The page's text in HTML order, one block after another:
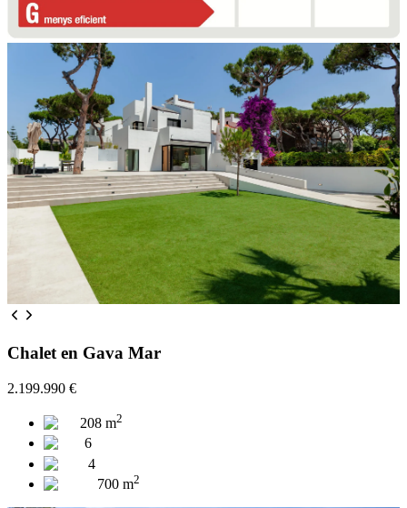
Chalet en Gava Mar
2.199.990 €
208 m2
6
4
700 m2